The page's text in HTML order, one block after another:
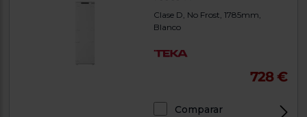
Clase D, No Frost, 1785mm,
Blanco
728 €
Comparar